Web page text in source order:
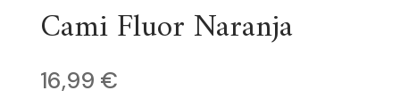
Cami Fluor Naranja
16,99 €